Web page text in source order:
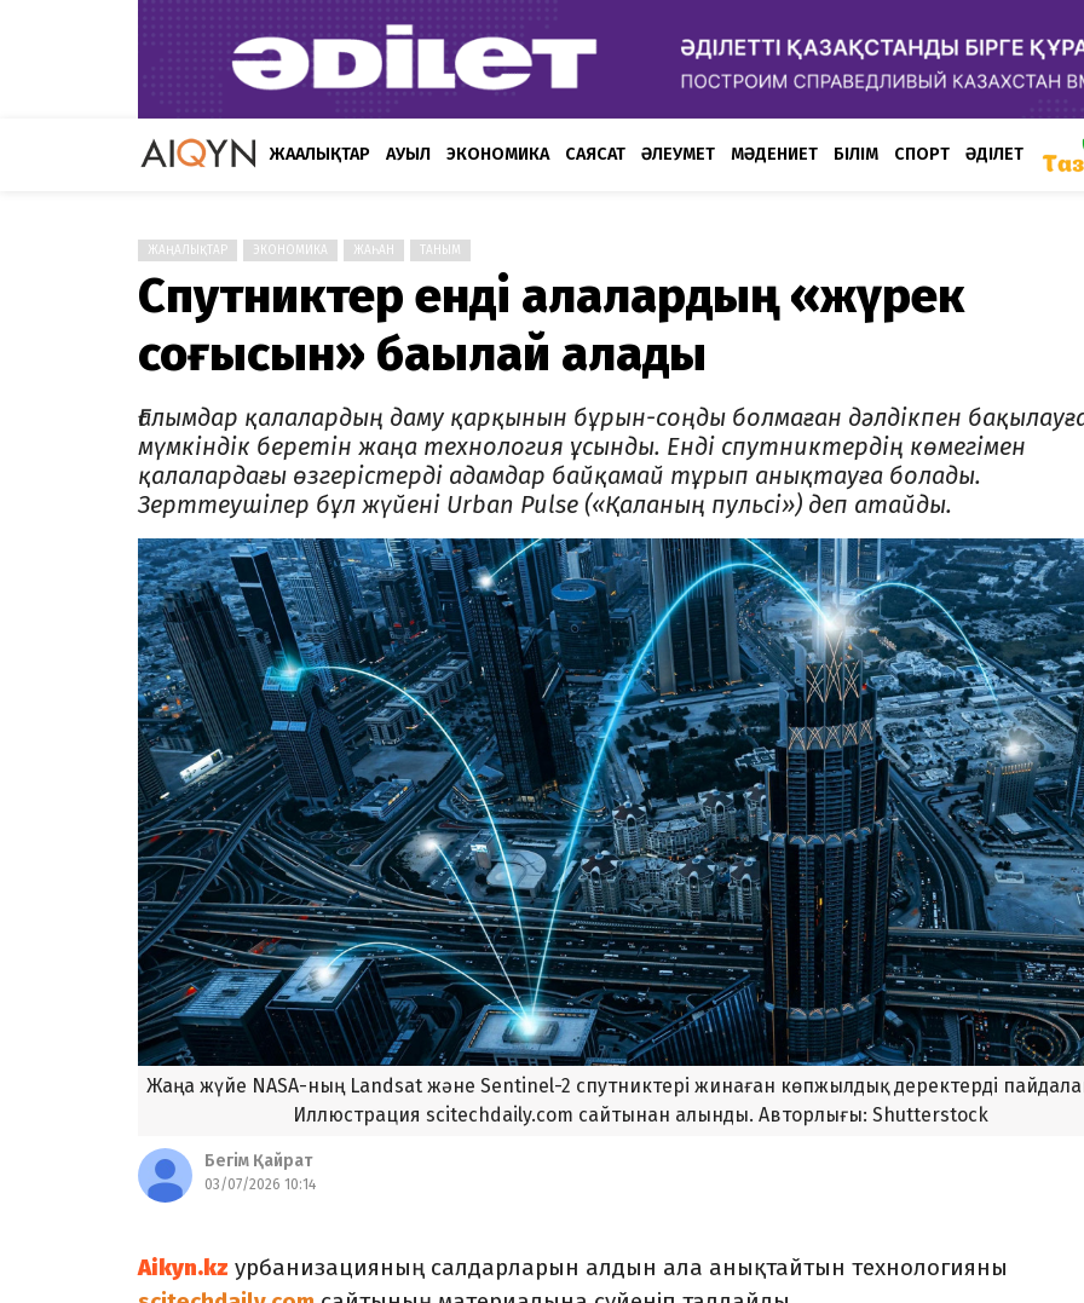
ЖАҢАЛЫҚТАР АУЫЛ ЭКОНОМИКА САЯСАТ ӘЛЕУМЕТ МӘДЕНИЕТ БІЛІМ СПОРТ ӘДІЛЕТ
ЖАҢАЛЫҚТАР ЭКОНОМИКА ЖАҺАН ТАНЫМ
Спутниктер енді қалалардың «жүрек
соғысын» бақылай алады
Ғалымдар қалалардың даму қарқынын бұрын-соңды болмаған дәлдікпен
мүмкіндік беретін жаңа технология ұсынды. Енді спутниктердің көмегімен
қалалардағы өзгерістерді адамдар байқамай тұрып анықтауға болады.
Зерттеушілер бұл жүйені Urban Pulse («Қаланың пульсі») деп атайды.
Жаңа жүйе NASA-ның Landsat және Sentinel-2 спутниктері жинаған көпжылдық деректерді
Иллюстрация scitechdaily.com сайтынан алынды. Авторлығы: Shutterstock
Бегім Қайрат
03/07/2026 10:14
Aikyn.kz урбанизацияның салдарларын алдын ала анықтайтын технологияны